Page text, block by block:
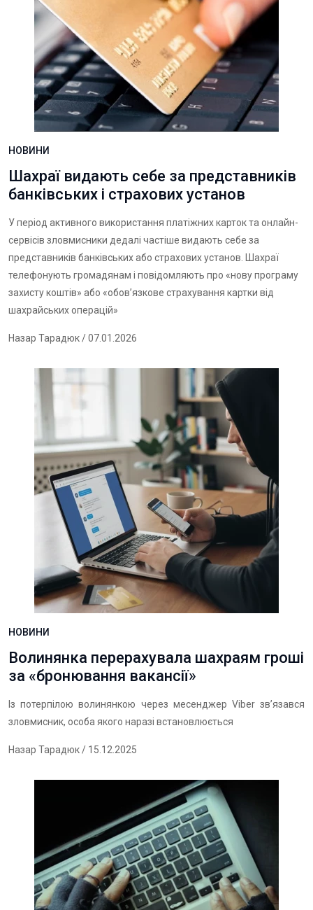
НОВИНИ
Шахраї видають себе за представників
банківських і страхових установ
У період активного використання платіжних карток та онлайн-
сервісів зловмисники дедалі частіше видають себе за
представників банківських або страхових установ. Шахраї
телефонують громадянам і повідомляють про «нову програму
захисту коштів» або «обов’язкове страхування картки від
шахрайських операцій»
Назар Тарадюк/ 07.01.2026
НОВИНИ
Волинянка перерахувала шахраям гроші
за «бронювання вакансії»
Із потерпілою волинянкою через месенджер Viber зв’язався
зловмисник, особа якого наразі встановлюється
Назар Тарадюк/ 15.12.2025